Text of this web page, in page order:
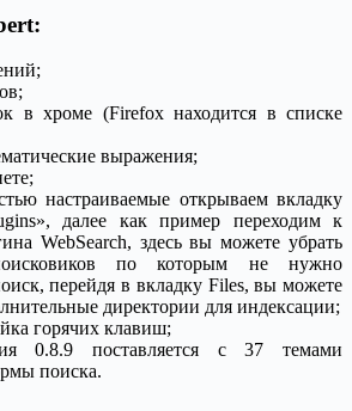
в хроме (Firefox находится в списке
выражения;
настраиваемые открываем вкладку
далее как пример переходим к
WebSearch, здесь вы можете убрать
по которым не нужно
перейдя в вкладку Files, вы можете
директории для индексации;
горячих клавиш;
0.8.9 поставляется с 37 темами
поиска.